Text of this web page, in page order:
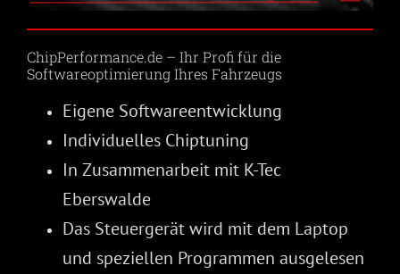
ChipPerformance.de – Ihr Profi für die
Softwareoptimierung Ihres Fahrzeugs
Eigene Softwareentwicklung
Individuelles Chiptuning
In Zusammenarbeit mit K-Tec
Eberswalde
Das Steuergerät wird mit dem Laptop
und speziellen Programmen ausgelesen